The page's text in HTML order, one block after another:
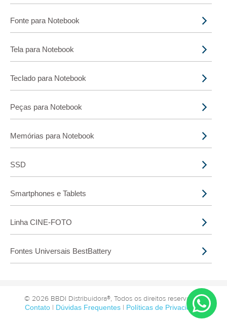
Fonte para Notebook
Tela para Notebook
Teclado para Notebook
Peças para Notebook
Memórias para Notebook
SSD
Smartphones e Tablets
Linha CINE-FOTO
Fontes Universais BestBattery
© 2026 BBDI Distribuidora®, Todos os direitos reservados.
Contato | Dúvidas Frequentes | Políticas de Privacidade